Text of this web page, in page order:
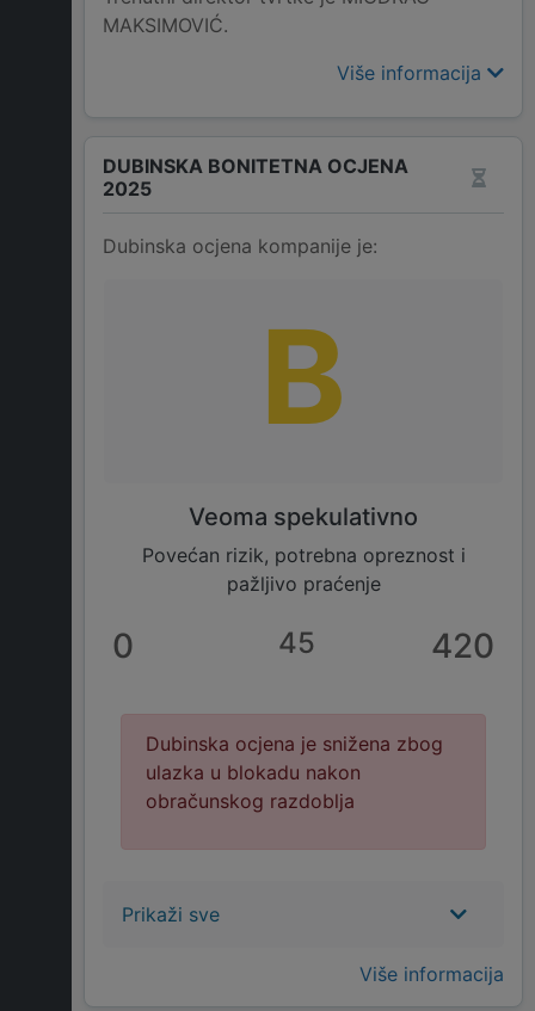
MAKSIMOVIĆ.
Više informacija
DUBINSKA BONITETNA OCJENA
2025
Dubinska ocjena kompanije je:
B
Veoma spekulativno
Povećan rizik, potrebna opreznost i
pažljivo praćenje
0 45 420
Dubinska ocjena je snižena zbog
ulazka u blokadu nakon
obračunskog razdoblja
Prikaži sve
Više informacija